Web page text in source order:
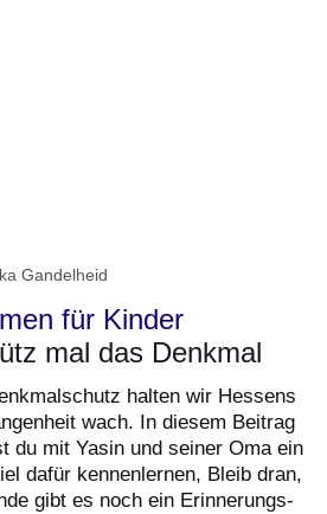
Gandelheid
für Kinder
mal das Denkmal
halten wir Hessens
wach. In diesem Beitrag
du mit Yasin und seiner Oma ein
dafür kennenlernen, Bleib dran,
gibt es noch ein Erinnerungs-